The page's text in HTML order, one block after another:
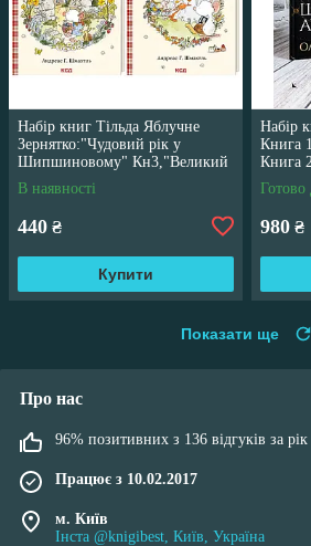
Набір книг Тільда Яблучне
Зернятко:"Чудовий рік у
Шипшиновому" Кн3,"Великий
переполох" Кн 4
В наявності
440 ₴
Купити
Набір
Книга
Книга
Готово
980 ₴
Показати ще
Про нас
96% позитивних з 136 відгуків за рік
Працює з 10.02.2017
м. Київ
Інста @knigibest, Київ, Україна